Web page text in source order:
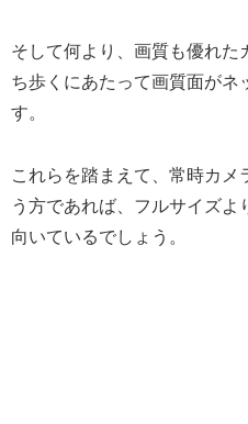
そして何より、画質も優れ
ち歩くにあたって画質面がネ
す。
これらを踏まえて、常時カ
う方であれば、フルサイズ
向いているでしょう。